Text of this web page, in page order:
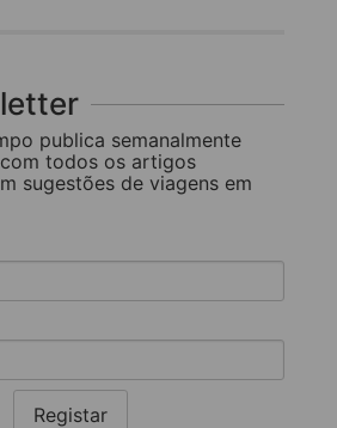
publica semanalmente
todos os artigos
sugestões de viagens em
Registar